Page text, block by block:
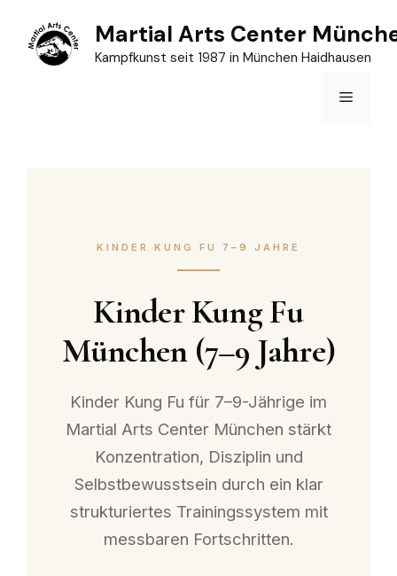
Inhalt
springen
Martial Arts Center
Kampfkunst seit 1987 in München Haidhausen
Menü
KINDER KUNG FU 7–9 JAHRE
Kinder Kung Fu
München (7–9 Jahre)
Kinder Kung Fu für 7–9-Jährige im
Martial Arts Center München stärkt
Konzentration, Disziplin und
Selbstbewusstsein durch ein klar
strukturiertes Trainingssystem mit
messbaren Fortschritten.